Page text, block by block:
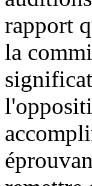
rapport
la